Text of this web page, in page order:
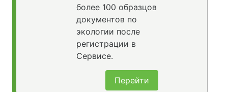
более 100 образцов
документов по
экологии после
регистрации в
Сервисе.
Перейти